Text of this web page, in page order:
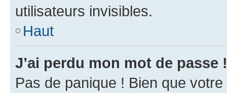
utilisateurs invisibles.
Haut
J’ai perdu mon mot de passe !
Pas de panique ! Bien que